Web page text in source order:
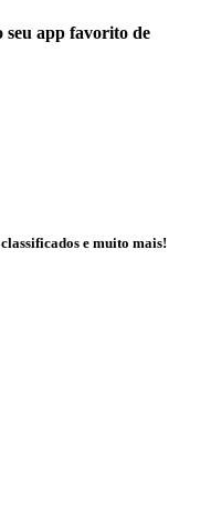
seu app favorito de
e muito mais!